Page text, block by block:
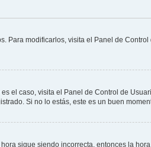
modificarlos, visita el Panel de
el caso, visita el Panel de Control de
Si no lo estás, este es un buen
sigue siendo incorrecta, entonces la